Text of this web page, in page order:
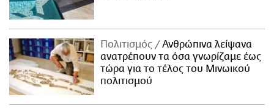
Πολιτισμός
Ανθρώπινα λείψανα
ανατρέπουν τα όσα γνωρίζαμε έως
τώρα για το τέλος του Μινωικού
πολιτισμού